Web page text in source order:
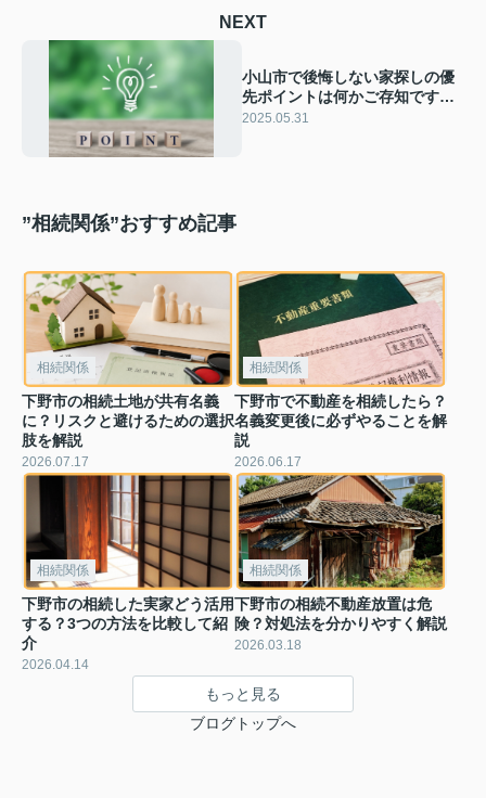
NEXT
小山市で後悔しない家探しの優
先ポイントは何かご存知ですか
小山市家探しのチェックリスト
2025.05.31
”相続関係”おすすめ記事
相続関係
下野市の相続土地が共有名義
に？リスクと避けるための選択
肢を解説
2026.07.17
相続関係
下野市で不動産を相続したら？
名義変更後に必ずやることを解
説
2026.06.17
相続関係
下野市の相続した実家どう活用
する？3つの方法を比較して紹
介
2026.04.14
相続関係
下野市の相続不動産放置は危
険？対処法を分かりやすく解説
2026.03.18
もっと見る
ブログトップへ